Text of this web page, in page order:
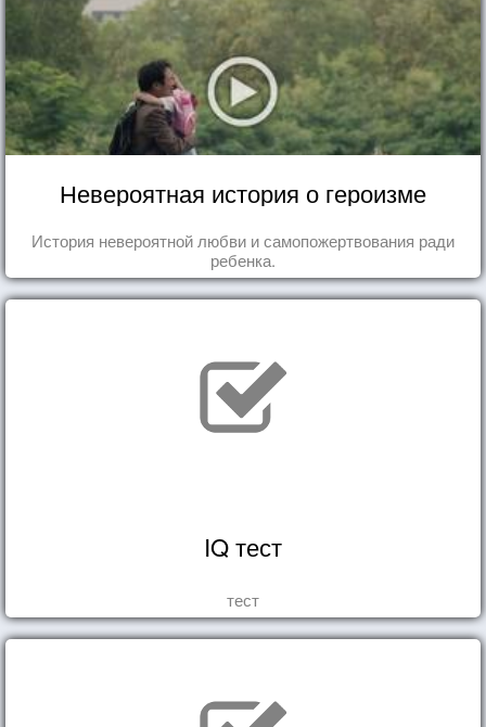
Невероятная история о героизме
История невероятной любви и самопожертвования ради
ребенка.
IQ тест
тест